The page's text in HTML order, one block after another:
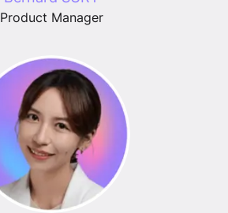
Product Manager